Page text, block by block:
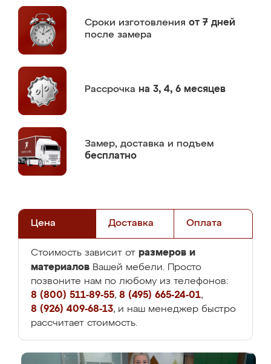
Сроки изготовления от 7 дней
после замера
Рассрочка на 3, 4, 6 месяцев
Замер, доставка и подъем
бесплатно
Цена Доставка Оплата
Стоимость зависит от размеров и
материалов Вашей мебели. Просто
позвоните нам по любому из телефонов:
8 (800) 511-89-55, 8 (495) 665-24-01,
8 (926) 409-68-13, и наш менеджер быстро
рассчитает стоимость.